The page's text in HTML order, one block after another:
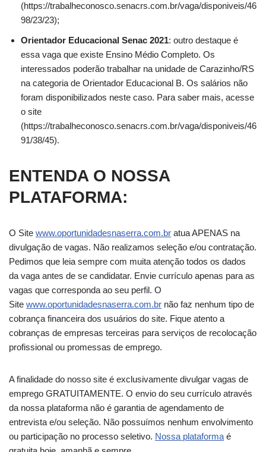
(https://trabalheconosco.senacrs.com.br/vaga/disponiveis/46
98/23/23);
Orientador Educacional Senac 2021: outro destaque é
essa vaga que existe Ensino Médio Completo. Os
interessados poderão trabalhar na unidade de Carazinho/RS
na categoria de Orientador Educacional B. Os salários não
foram disponibilizados neste caso. Para saber mais, acesse
o site
(https://trabalheconosco.senacrs.com.br/vaga/disponiveis/46
91/38/45).
ENTENDA O NOSSA
PLATAFORMA:
O Site www.oportunidadesnaserra.com.br atua APENAS na
divulgação de vagas. Não realizamos seleção e/ou contratação.
Pedimos que leia sempre com muita atenção todos os dados
da vaga antes de se candidatar. Envie currículo apenas para as
vagas que corresponda ao seu perfil. O
Site www.oportunidadesnaserra.com.br não faz nenhum tipo de
cobrança financeira dos usuários do site. Fique atento a
cobranças de empresas terceiras para serviços de recolocação
profissional ou promessas de emprego.
A finalidade do nosso site é exclusivamente divulgar vagas de
emprego GRATUITAMENTE. O envio do seu currículo através
da nossa plataforma não é garantia de agendamento de
entrevista e/ou seleção. Não possuímos nenhum envolvimento
ou participação no processo seletivo. Nossa plataforma é